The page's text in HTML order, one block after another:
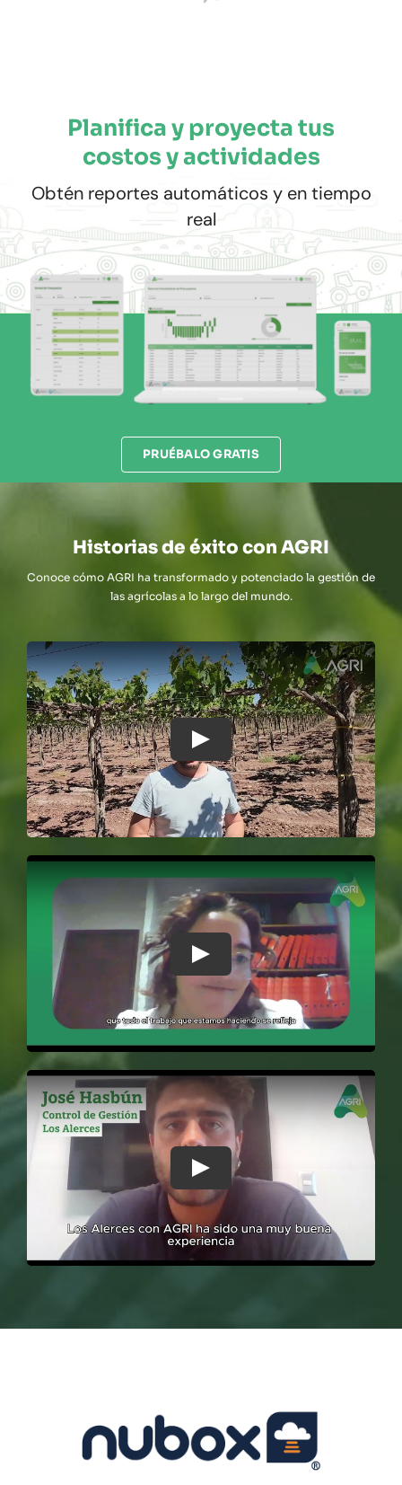
Planifica y proyecta tus
costos y actividades
Obtén reportes automáticos y en tiempo
real
PRUÉBALO GRATIS
Historias de éxito con AGRI
Conoce cómo AGRI ha transformado y potenciado la gestión de
las agrícolas a lo largo del mundo.
Play
Play
Play